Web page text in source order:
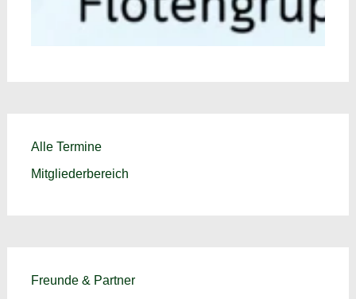
Alle Termine
Mitgliederbereich
Freunde & Partner